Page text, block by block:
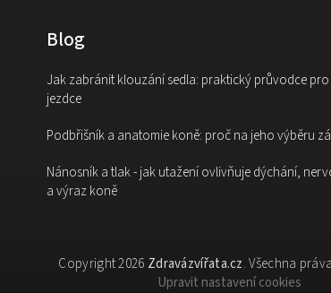
Blog
Jak zabránit klouzání sedla: praktický průvodce
jezdce
Podbřišník a anatomie koně: proč na jeho výběru
Nánosník a tlak - jak utažení ovlivňuje dýchání,
a výraz koně
Copyright 2026 Zdravázvířata.cz. Všechna
Upravit nastavení cookies